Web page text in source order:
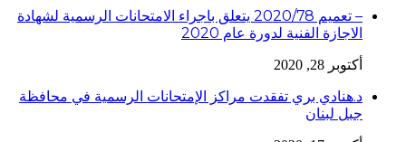
– تعميم 2020/78 يتعلق باجراء الامتحانات الرسمية لشهادة
الاجازة الفنية لدورة عام 2020
أكتوبر 28, 2020
د.هنادي بري تفقدت مراكز الإمتحانات الرسمية في محافظة
جبل لبنان